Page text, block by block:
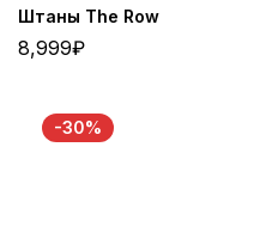
Штаны The Row
8,999₽
-30%